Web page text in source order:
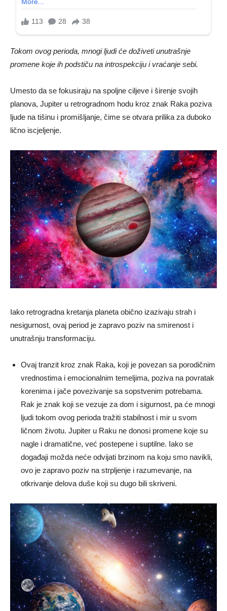
Tokom ovog perioda, mnogi ljudi će doživeti unutrašnje
promene koje ih podstiču na introspekciju i vraćanje sebi.
Umesto da se fokusiraju na spoljne ciljeve i širenje svojih
planova, Jupiter u retrogradnom hodu kroz znak Raka poziva
ljude na tišinu i promišljanje, čime se otvara prilika za duboko
lično iscjeljenje.
Iako retrogradna kretanja planeta obično izazivaju strah i
nesigurnost, ovaj period je zapravo poziv na smirenost i
unutrašnju transformaciju.
Ovaj tranzit kroz znak Raka, koji je povezan sa porodičnim
vrednostima i emocionalnim temeljima, poziva na povratak
korenima i jače povezivanje sa sopstvenim potrebama.
Rak je znak koji se vezuje za dom i sigurnost, pa će mnogi
ljudi tokom ovog perioda tražiti stabilnost i mir u svom
ličnom životu. Jupiter u Raku ne donosi promene koje su
nagle i dramatične, već postepene i suptilne. Iako se
događaji možda neće odvijati brzinom na koju smo navikli,
ovo je zapravo poziv na strpljenje i razumevanje, na
otkrivanje delova duše koji su dugo bili skriveni.